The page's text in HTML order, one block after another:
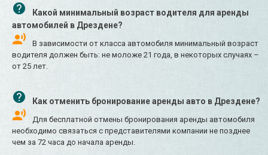
Какой минимальный возраст водителя для аренды
автомобилей в Дрездене?
В зависимости от класса автомобиля минимальный возраст
водителя должен быть: не моложе 21 года, в некоторых случаях –
от 25 лет.
Как отменить бронирование аренды авто в Дрездене?
Для бесплатной отмены бронирования аренды автомобиля
необходимо связаться с представителями компании не позднее
чем за 72 часа до начала аренды.